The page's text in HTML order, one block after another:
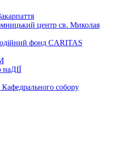
центр св. Миколая
фонд CARITAS
Кафедрального собору